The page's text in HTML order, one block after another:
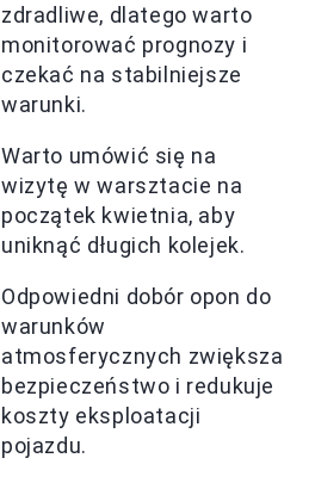
zdradliwe, dlatego warto
monitorować prognozy i
czekać na stabilniejsze
warunki.
Warto umówić się na
wizytę w warsztacie na
początek kwietnia, aby
uniknąć długich kolejek.
Odpowiedni dobór opon do
warunków
atmosferycznych zwiększa
bezpieczeństwo i redukuje
koszty eksploatacji
pojazdu.